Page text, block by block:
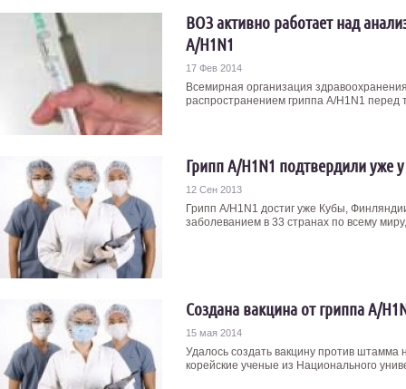
ВОЗ активно работает над
A/H1N1
17 Фев 2014
Всемирная организация
распространением гриппа A/H1N1 перед
Грипп A/H1N1 подтвердили уже
12 Сен 2013
Грипп A/H1N1 достиг уже Кубы,
заболеванием в 33 странах по всему
Создана вакцина от гриппа A/
15 мая 2014
Удалось создать вакцину против штамма
корейские ученые из Национального